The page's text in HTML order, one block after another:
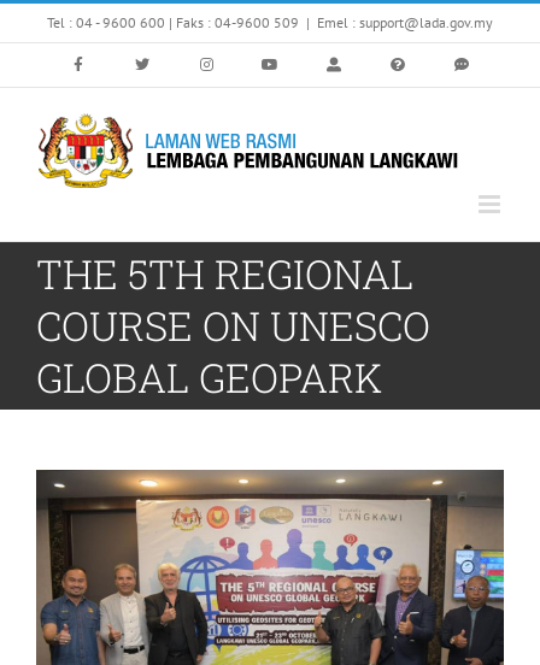
to
Tel : 04 - 9600 600 | Faks : 04-9600 509 | Emel : support@lada.gov.my
THE 5TH REGIONAL
COURSE ON UNESCO
GLOBAL GEOPARK